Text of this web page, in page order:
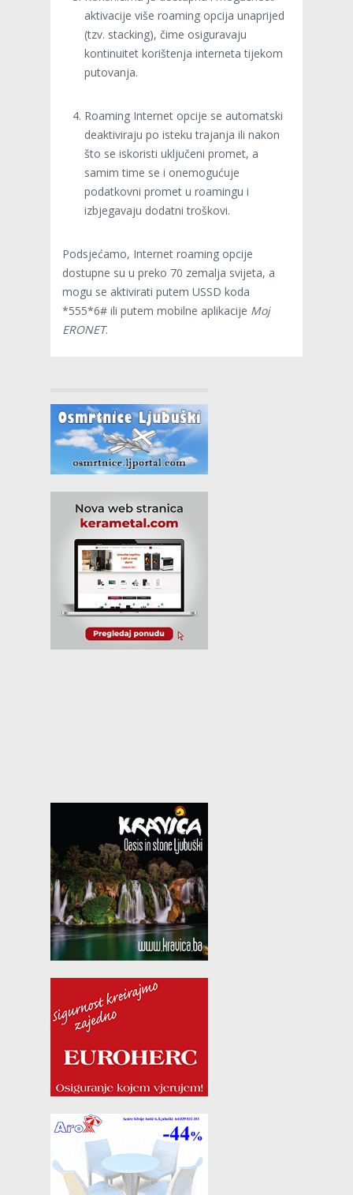
aktivacije više roaming opcija unaprijed
(tzv. stacking), čime osiguravaju
kontinuitet korištenja interneta tijekom
putovanja.
Roaming Internet opcije se automatski
deaktiviraju po isteku trajanja ili nakon
što se iskoristi uključeni promet, a
samim time se i onemogućuje
podatkovni promet u roamingu i
izbjegavaju dodatni troškovi.
Podsjećamo, Internet roaming opcije
dostupne su u preko 70 zemalja svijeta, a
mogu se aktivirati putem USSD koda
*555*6# ili putem mobilne aplikacije Moj
ERONET.